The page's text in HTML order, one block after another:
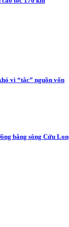
vì “tắc” nguồn vốn
bằng sông Cửu